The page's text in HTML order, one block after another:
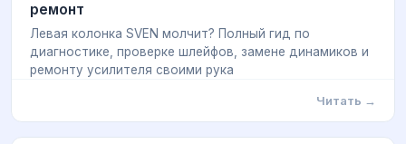
ремонт
Левая колонка SVEN молчит? Полный гид по
диагностике, проверке шлейфов, замене динамиков и
ремонту усилителя своими рука
Читать →